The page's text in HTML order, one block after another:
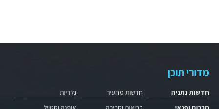
מדורי תוכן
חדשות נתניה
חדשות מהעיר
גלריות